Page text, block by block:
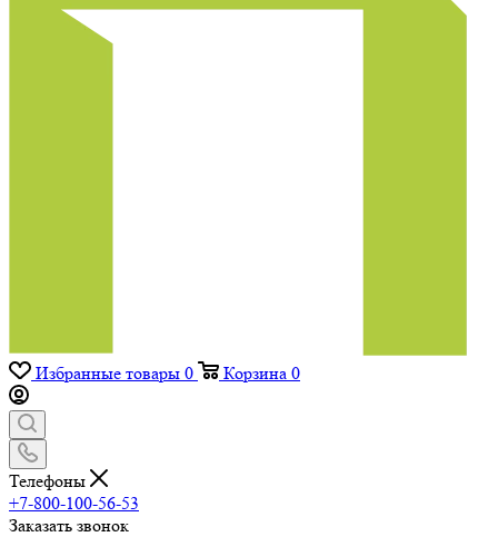
Избранные товары 0 Корзина 0
Телефоны
+7-800-100-56-53
Заказать звонок